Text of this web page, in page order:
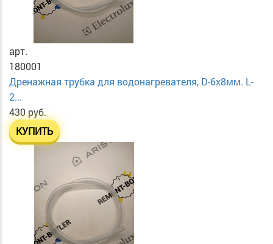
арт.
180001
Дренажная трубка для водонагревателя, D-6х8мм. L-
2...
430 руб.
КУПИТЬ